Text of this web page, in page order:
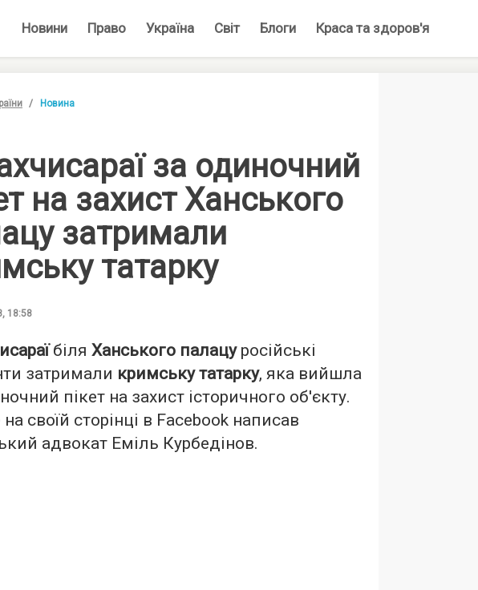
Новини Право Україна Світ Блоги Краса та здоров'я
Новина
за одиночний
на захист Ханського
затримали
татарку
18:58
біля Ханського палацуросійські
затримали кримську татарку, яка вийшла
пікет на захист історичного об'єкту.
своїй сторінці в Facebook написав
адвокат Еміль Курбедінов.